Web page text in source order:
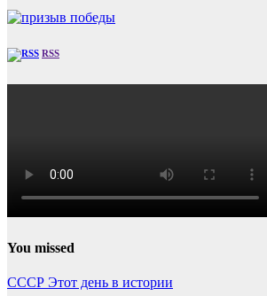
RSS
You missed
СССР Этот день в истории